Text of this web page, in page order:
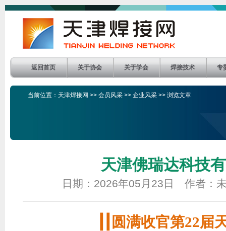
返回首页 关于协会 关于学会 焊接技术 专
当前位置： 天津焊接网 >> 会员风采 >> 企业风采 >> 浏览文章
天津佛瑞达科技
日期：2026年05月23日 作者：
圆满收官第22届